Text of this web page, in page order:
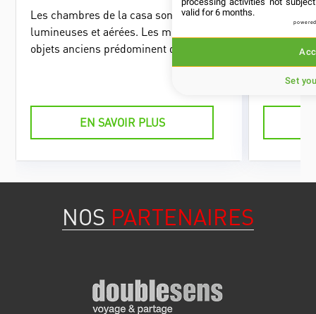
Les chambres de la casa sont simples,
lumineuses et aérées. Les meubles et
objets anciens prédominent dans la
décoration. Chacune dispose d'une
EN SAVOIR PLUS
aux
casa
un patio
NOS PARTENAIRES
valid for 6 months.
Set